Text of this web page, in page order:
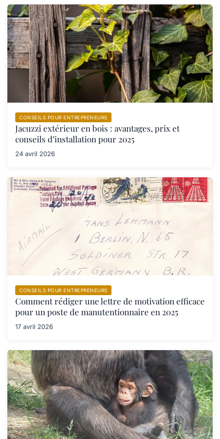
CONSEILS POUR ENTREPRENEURS
Jacuzzi extérieur en bois : avantages, prix et
conseils d’installation pour 2025
24 avril 2026
CONSEILS POUR ENTREPRENEURS
Comment rédiger une lettre de motivation efficace
pour un poste de manutentionnaire en 2025
17 avril 2026